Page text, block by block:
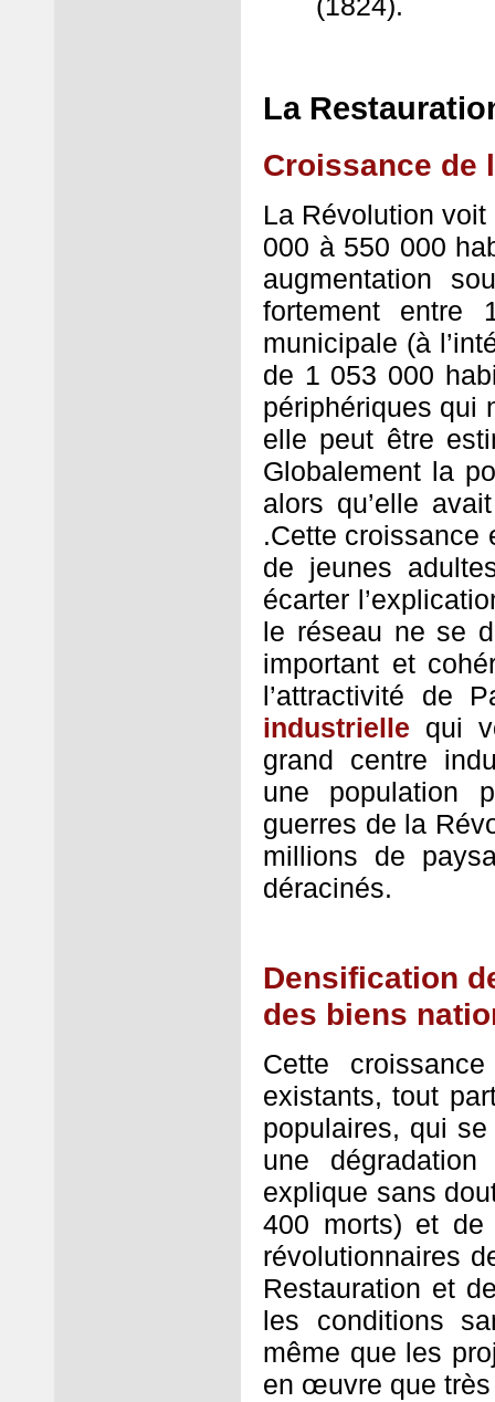
La
Croissance de
La Révolution
000 à 550 000
augmentation
fortement entre
municipale (à
de 1 053 000
périphériques qui
elle peut être
Globalement la
alors qu’elle
.Cette croissance
de jeunes
écarter
le réseau ne se
important et
l’attractivité de
industrielle qui
grand centre
une population
guerres de la
millions de
déracinés.
Densification
des biens
Cette
existants, tout
populaires, qui
une
explique sans
400 morts) et de
révolutionnaires
Restauration et
les conditions
même que les
en œuvre que